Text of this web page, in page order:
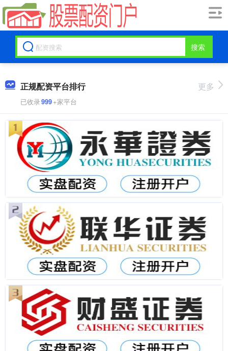
搜索
正规配资平台排行
已收录999+家平台
更多